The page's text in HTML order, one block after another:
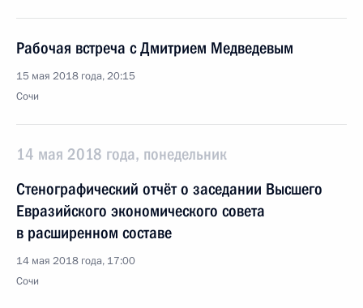
Рабочая встреча с Дмитрием Медведевым
15 мая 2018 года, 20:15
Сочи
14 мая 2018 года, понедельник
Стенографический отчёт о заседании Высшего
Евразийского экономического совета
в расширенном составе
14 мая 2018 года, 17:00
Сочи